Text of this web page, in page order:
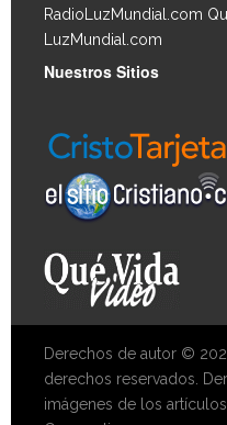
RadioLuzMundial.com
LuzMundial.com
Nuestros Sitios
Derechos de autor ©
derechos reservados.
imágenes de los